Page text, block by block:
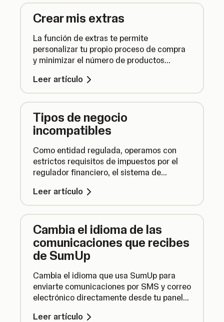
Crear mis extras
La función de extras te permite
personalizar tu propio proceso de compra
y minimizar el número de productos
Leer artículo
Tipos de negocio
incompatibles
Como entidad regulada, operamos con
estrictos requisitos de impuestos por el
regulador financiero, el sistema de
Express) y nuestros bancos adquirentes,
que actúan como puerta de entrada al
servicio de tarjetas.
Leer artículo
Cambia el idioma de las
comunicaciones que recibes
de SumUp
Cambia el idioma que usa SumUp para
enviarte comunicaciones por SMS y correo
electrónico directamente desde tu panel
Leer artículo